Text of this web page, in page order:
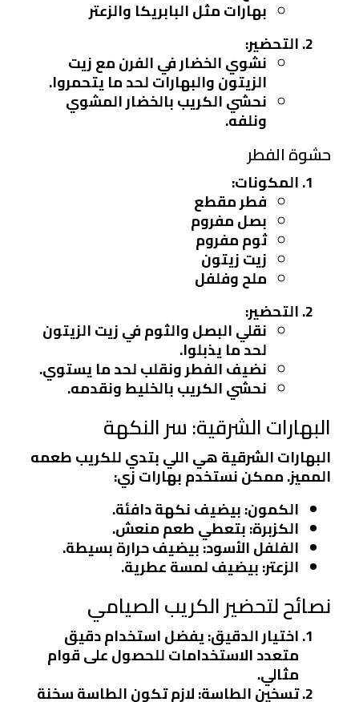
بهارات مثل البابريكا والزعتر
التحضير:
نشوي الخضار في الفرن مع زيت
الزيتون والبهارات لحد ما يتحمروا.
نحشي الكريب بالخضار المشوي
ونلفه.
حشوة الفطر
المكونات:
فطر مقطع
بصل مفروم
ثوم مفروم
زيت زيتون
ملح وفلفل
التحضير:
نقلي البصل والثوم في زيت الزيتون
لحد ما يذبلوا.
نضيف الفطر ونقلب لحد ما يستوي.
نحشي الكريب بالخليط ونقدمه.
البهارات الشرقية: سر النكهة
البهارات الشرقية هي اللي بتدي للكريب طعمه
المميز. ممكن نستخدم بهارات زي:
الكمون: بيضيف نكهة دافئة.
الكزبرة: بتعطي طعم منعش.
الفلفل الأسود: بيضيف حرارة بسيطة.
الزعتر: بيضيف لمسة عطرية.
نصائح لتحضير الكريب الصيامي
اختيار الدقيق: يفضل استخدام دقيق
متعدد الاستخدامات للحصول على قوام
مثالي.
تسخين الطاسة: لازم تكون الطاسة سخنة